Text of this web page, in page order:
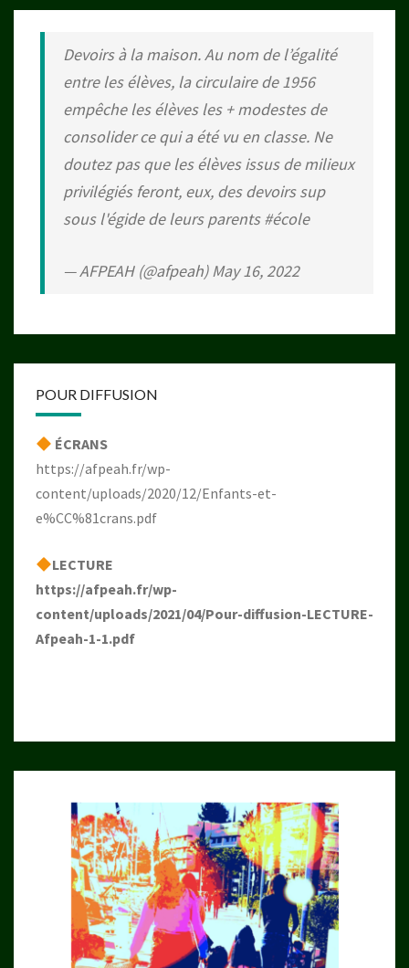
Devoirs à la maison. Au nom de l’égalité
entre les élèves, la circulaire de 1956
empêche les élèves les + modestes de
consolider ce qui a été vu en classe. Ne
doutez pas que les élèves issus de milieux
privilégiés feront, eux, des devoirs sup
sous l'égide de leurs parents#école
— AFPEAH (@afpeah)May 16, 2022
POUR DIFFUSION
ÉCRANS
https://afpeah.fr/wp-
content/uploads/2020/12/Enfants-et-
e%CC%81crans.pdf
LECTURE
https://afpeah.fr/wp-
content/uploads/2021/04/Pour-diffusion-LECTURE-
Afpeah-1-1.pdf